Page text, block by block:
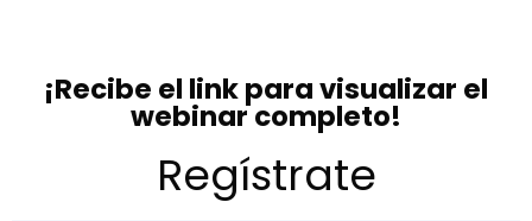
¡Recibe el link para visualizar el
webinar completo!
Regístrate